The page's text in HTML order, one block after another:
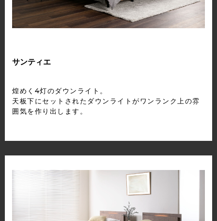
サンティエ
煌めく4灯のダウンライト。
天板下にセットされたダウンライトがワンランク上の雰
囲気を作り出します。